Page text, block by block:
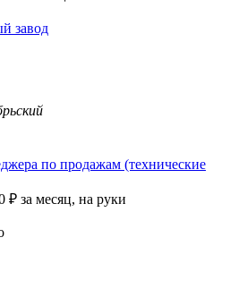
завод
по продажам (технические
₽ за месяц, на руки